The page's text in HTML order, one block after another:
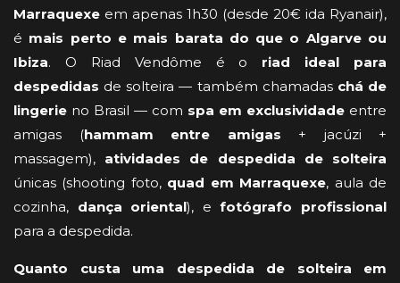
Marraquexe em apenas 1h30 (desde 20€ ida Ryanair),
é mais perto e mais barata do que o Algarve ou
Ibiza. O Riad Vendôme é o riad ideal para
despedidas de solteira — também chamadas chá de
lingerie no Brasil — com spa em exclusividade entre
amigas (hammam entre amigas + jacúzi +
massagem), atividades de despedida de solteira
únicas (shooting foto, quad em Marraquexe, aula de
cozinha, dança oriental), efotógrafo profissional
para a despedida.
Quanto custa uma despedida de solteira em